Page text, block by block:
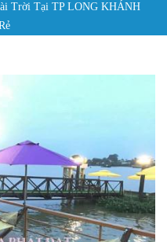
Trời Tại TP LONG KHÁNH